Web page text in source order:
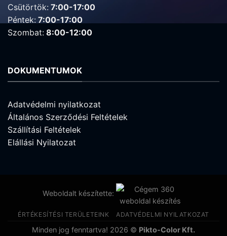
Csütörtök: 7:00-17:00
Péntek: 7:00-17:00
Szombat: 8:00-12:00
DOKUMENTUMOK
Adatvédelmi nyilatkozat
Általános Szerződési Feltételek
Szállítási Feltételek
Elállási Nyilatozat
Weboldalt készítette:
ÉRTÉKESÍTÉSI TERÜLETEINK ADATVÉDELMI NYILATKOZAT
Minden jog fenntartva! 2026 © Pikto-Color Kft.